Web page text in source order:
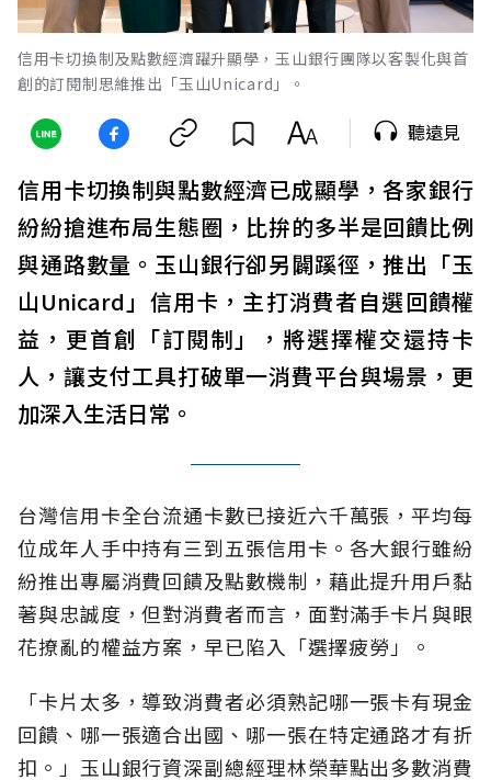
信用卡切換制及點數經濟躍升顯學，玉山銀行團隊以客製化與首
創的訂閱制思維推出「玉山Unicard」。
聽遠見
信用卡切換制與點數經濟已成顯學，各家銀行
紛紛搶進布局生態圈，比拚的多半是回饋比例
與通路數量。玉山銀行卻另闢蹊徑，推出「玉
山Unicard」信用卡，主打消費者自選回饋權
益，更首創「訂閱制」，將選擇權交還持卡
人，讓支付工具打破單一消費平台與場景，更
加深入生活日常。
台灣信用卡全台流通卡數已接近六千萬張，平均每
位成年人手中持有三到五張信用卡。各大銀行雖紛
紛推出專屬消費回饋及點數機制，藉此提升用戶黏
著與忠誠度，但對消費者而言，面對滿手卡片與眼
花撩亂的權益方案，早已陷入「選擇疲勞」。
「卡片太多，導致消費者必須熟記哪一張卡有現金
回饋、哪一張適合出國、哪一張在特定通路才有折
扣。」玉山銀行資深副總經理林榮華點出多數消費